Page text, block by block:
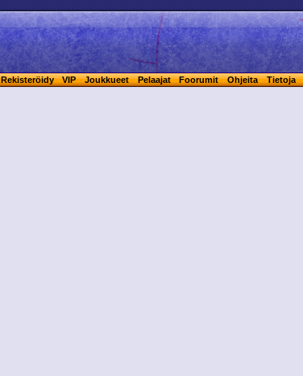
Rekisteröidy VIP Joukkueet Pelaajat Foorumit Ohjeita Tietoja